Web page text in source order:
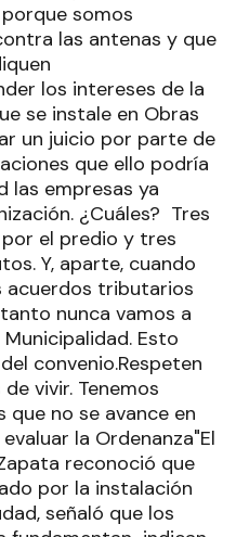
somos
las antenas y que
los intereses de la
se instale en Obras
un juicio por parte de
que ello podría
las empresas ya
¿Cuáles? Tres
el predio y tres
Y, aparte, cuando
acuerdos tributarios
nunca vamos a
Esto
convenio.Respeten
vivir. Tenemos
no se avance en
la Ordenanza"El
reconoció que
por la instalación
señaló que los